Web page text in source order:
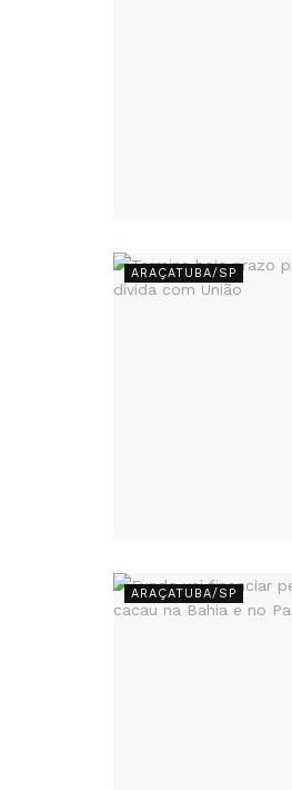
ARAÇATUBA/SP
ARAÇATUBA/SP